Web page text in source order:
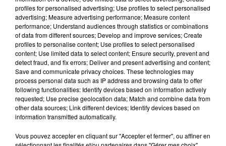
SON BÉBÉ ENTRE LA VIE ET LA...
Un homme s'est immolé par le feu après avoir
aspergé sa compagne et leur bébé de trois mois
d'un liquide inflammable.
20 juillet 2026
UNE ADOLESCENTE DEVANT SE FAIRE
OPÉRER DE LA CHEVILLE RESSORT DE LA...
profiles for personalised advertising; Use profiles to select personalised
advertising; Measure advertising performance; Measure content
performance; Understand audiences through statistics or combinations
of data from different sources; Develop and improve services; Create
profiles to personalise content; Use profiles to select personalised
content; Use limited data to select content; Ensure security, prevent and
detect fraud, and fix errors; Deliver and present advertising and content;
Save and communicate privacy choices. These technologies may
process personal data such as IP address and browsing data to offer
following functionalities: Identify devices based on information actively
requested; Use precise geolocation data; Match and combine data from
other data sources; Link different devices; Identify devices based on
information transmitted automatically.
Vous pouvez accepter en cliquant sur "Accepter et fermer", ou affiner en